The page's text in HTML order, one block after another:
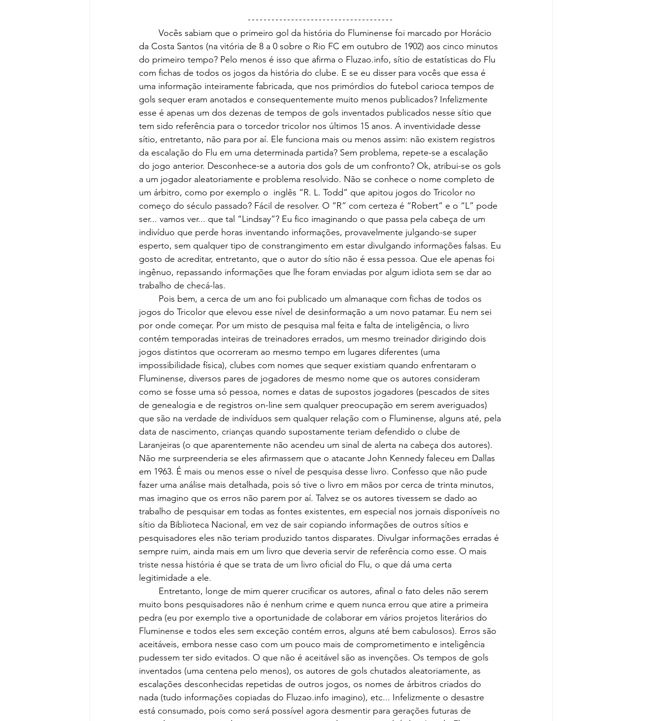
da Costa Santos (na vitória de 8 a 0 sobre o Rio FC em outubro de 1902) aos cinco minutos
do primeiro tempo? Pelo menos é isso que afirma o Fluzao.info, sítio de estatísticas do Flu
com fichas de todos os jogos da história do clube. E se eu disser para vocês que essa é
uma informação inteiramente fabricada, que nos primórdios do futebol carioca tempos de
gols sequer eram anotados e consequentemente muito menos publicados? Infelizmente
esse é apenas um dos dezenas de tempos de gols inventados publicados nesse sítio que
tem sido referência para o torcedor tricolor nos últimos 15 anos. A inventividade desse
sítio, entretanto, não para por aí. Ele funciona mais ou menos assim: não existem registros
da escalação do Flu em uma determinada partida? Sem problema, repete-se a escalação
do jogo anterior. Desconhece-se a autoria dos gols de um confronto? Ok, atribui-se os gols
a um jogador aleatoriamente e problema resolvido. Não se conhece o nome completo de
um árbitro, como por exemplo o  inglês “R. L. Todd” que apitou jogos do Tricolor no
começo do século passado? Fácil de resolver. O “R” com certeza é “Robert” e o “L” pode
ser... vamos ver... que tal “Lindsay”? Eu fico imaginando o que passa pela cabeça de um
indivíduo que perde horas inventando informações, provavelmente julgando-se super
esperto, sem qualquer tipo de constrangimento em estar divulgando informações falsas. Eu
gosto de acreditar, entretanto, que o autor do sítio não é essa pessoa. Que ele apenas foi
ingênuo, repassando informações que lhe foram enviadas por algum idiota sem se dar ao
trabalho de checá-las.
jogos do Tricolor que elevou esse nível de desinformação a um novo patamar. Eu nem sei
por onde começar. Por um misto de pesquisa mal feita e falta de inteligência, o livro
contém temporadas inteiras de treinadores errados, um mesmo treinador dirigindo dois
jogos distintos que ocorreram ao mesmo tempo em lugares diferentes (uma
impossibilidade física), clubes com nomes que sequer existiam quando enfrentaram o
Fluminense, diversos pares de jogadores de mesmo nome que os autores consideram
como se fosse uma só pessoa, nomes e datas de supostos jogadores (pescados de sites
de genealogia e de registros on-line sem qualquer preocupação em serem averiguados)
que são na verdade de indivíduos sem qualquer relação com o Fluminense, alguns até, pela
data de nascimento, crianças quando supostamente teriam defendido o clube de
Laranjeiras (o que aparentemente não acendeu um sinal de alerta na cabeça dos autores).
Não me surpreenderia se eles afirmassem que o atacante John Kennedy faleceu em Dallas
em 1963. É mais ou menos esse o nível de pesquisa desse livro. Confesso que não pude
fazer uma análise mais detalhada, pois só tive o livro em mãos por cerca de trinta minutos,
mas imagino que os erros não parem por aí. Talvez se os autores tivessem se dado ao
trabalho de pesquisar em todas as fontes existentes, em especial nos jornais disponíveis no
sítio da Biblioteca Nacional, em vez de sair copiando informações de outros sítios e
pesquisadores eles não teriam produzido tantos disparates. Divulgar informações erradas é
sempre ruim, ainda mais em um livro que deveria servir de referência como esse. O mais
triste nessa história é que se trata de um livro oficial do Flu, o que dá uma certa
legitimidade a ele.
muito bons pesquisadores não é nenhum crime e quem nunca errou que atire a primeira
pedra (eu por exemplo tive a oportunidade de colaborar em vários projetos literários do
Fluminense e todos eles sem exceção contém erros, alguns até bem cabulosos). Erros são
aceitáveis, embora nesse caso com um pouco mais de comprometimento e inteligência
pudessem ter sido evitados. O que não é aceitável são as invenções. Os tempos de gols
inventados (uma centena pelo menos), os autores de gols chutados aleatoriamente, as
escalações desconhecidas repetidas de outros jogos, os nomes de árbitros criados do
nada (tudo informações copiadas do Fluzao.info imagino), etc... Infelizmente o desastre
está consumado, pois como será possível agora desmentir para gerações futuras de